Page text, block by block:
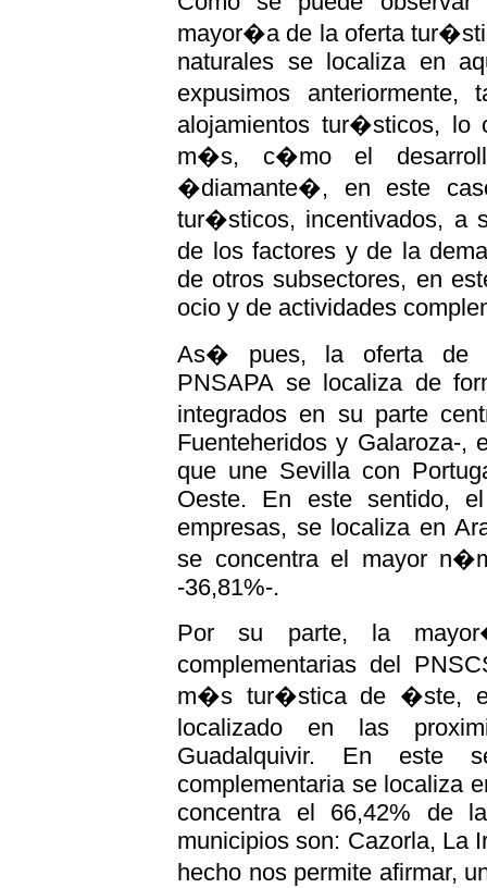
mayor�a de la oferta
naturales se localiza en
expusimos
alojamientos tur�sticos, lo
m�s, c�mo el
�diamante�, en este
tur�sticos, incentivados, a
de los factores y de la
de otros subsectores, en
ocio y de actividades
As� pues, la oferta de
PNSAPA se localiza de
integrados en su parte
Fuenteheridos y Galaroza-,
que une Sevilla con
Oeste. En este sentido,
empresas, se localiza en
se concentra el mayor
-36,81%-.
Por su parte, la
complementarias del
m�s tur�stica de �ste,
localizado en las
Guadalquivir. En este
complementaria se localiza
concentra el 66,42% de
municipios son: Cazorla, La
hecho nos permite afirmar,